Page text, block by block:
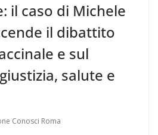
il caso di Michele
il dibattito
e sul
salute e
Conosci Roma